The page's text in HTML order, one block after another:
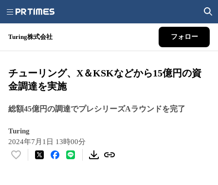
Turing株式会社 フォロー
チューリング、X＆KSKなどから15億円の資
金調達を実施
総額45億円の調達でプレシリーズAラウンドを完了
Turing
2024年7月1日 13時00分
い